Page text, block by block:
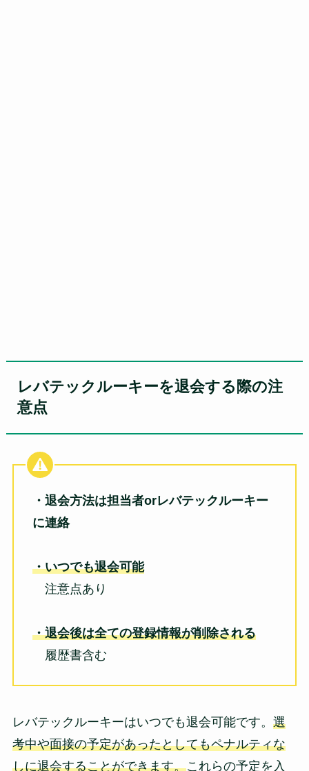
レバテックルーキーを退会する際の注
意点
・退会方法は担当者orレバテックルーキー
に連絡
・いつでも退会可能
注意点あり
・退会後は全ての登録情報が削除される
履歴書含む
レバテックルーキーはいつでも退会可能です。 選
考中や面接の予定があったとしてもペナルティな
しに退会することができます。これらの予定を入